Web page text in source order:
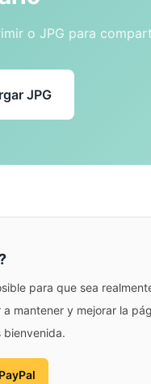
o JPG para
JPG
para que sea
mantener y mejorar la
bienvenida.